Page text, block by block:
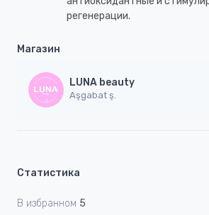
регенерации.
Магазин
LUNA beauty
Aşgabat ş.
Статистика
В избранном 5